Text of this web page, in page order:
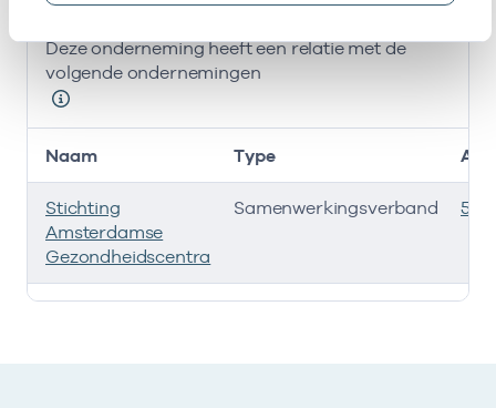
Deze onderneming heeft een relatie met de
volgende ondernemingen
Deze onderneming heeft een relatie met de volgende
Naam Type
Stichting
Amsterdamse
Gezondheidscentra
Samenwerkingsverband